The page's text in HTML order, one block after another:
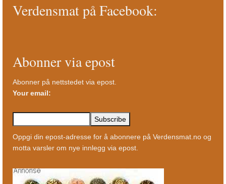
Verdensmat på Facebook:
Abonner via epost
Abonner på nettstedet via epost.
Your email:
Oppgi din epost-adresse for å abonnere på Verdensmat.no og
motta varsler om nye innlegg via epost.